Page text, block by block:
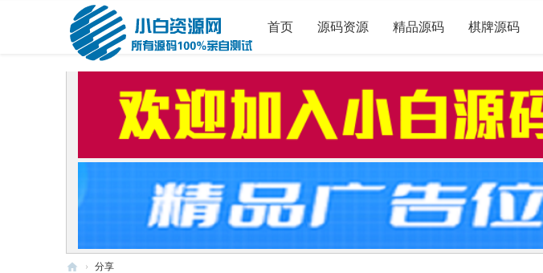
首页 源码资源 精品源码 棋牌源码
› 分享